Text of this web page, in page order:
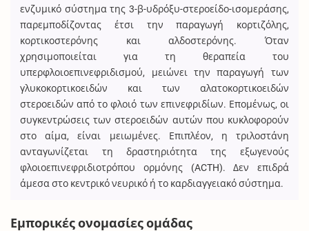
ενζυμικό σύστημα της 3-β-υδρόξυ-στεροείδο-ισομεράσης,
παρεμποδίζοντας έτσι την παραγωγή κορτιζόλης,
κορτικοστερόνης και αλδοστερόνης. Όταν
χρησιμοποιείται για τη θεραπεία του
υπερφλοιοεπινεφριδισμού, μειώνει την παραγωγή των
γλυκοκορτικοειδών και των αλατοκορτικοειδών
στεροειδών από το φλοιό των επινεφριδίων. Επομένως, οι
συγκεντρώσεις των στεροειδών αυτών που κυκλοφορούν
στο αίμα, είναι μειωμένες. Επιπλέον, η τριλοστάνη
ανταγωνίζεται τη δραστηριότητα της εξωγενούς
φλοιοεπινεφριδιοτρόπου ορμόνης (ACTH). Δεν επιδρά
άμεσα στο κεντρικό νευρικό ή το καρδιαγγειακό σύστημα.
Εμπορικές ονομασίες ομάδας